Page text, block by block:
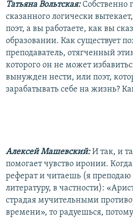
Татьяна Вольтская: Собственно
сказанного логически
поэт, а вы работаете, как вы
образовании. Как существует
преподаватель, отягченный
которого он не может
вынужден нести, или поэт,
зарабатывать себе на жизнь?
Алексей Машевский:И так, и
помогает чувство иронии.
реферат и читаешь (я
литературу, в частности):
страдая мучительными
времени», то радуешься,